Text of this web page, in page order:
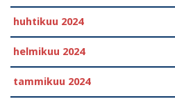
huhtikuu 2024
helmikuu 2024
tammikuu 2024